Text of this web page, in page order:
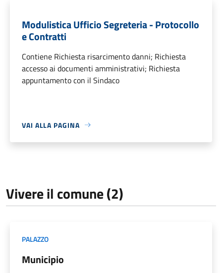
Modulistica Ufficio Segreteria - Protocollo
e Contratti
Contiene Richiesta risarcimento danni; Richiesta
accesso ai documenti amministrativi; Richiesta
appuntamento con il Sindaco
VAI ALLA PAGINA
Vivere il comune (2)
PALAZZO
Municipio